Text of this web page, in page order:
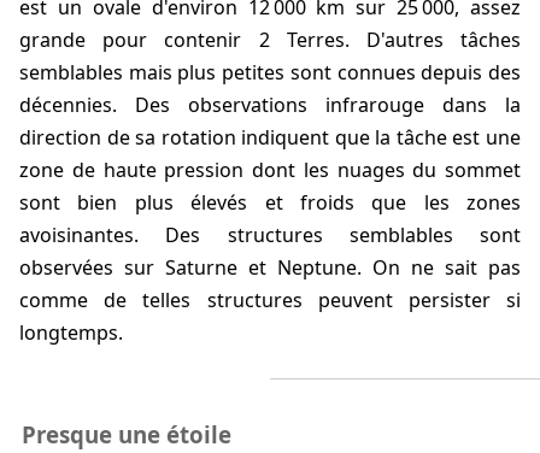
est un ovale d'environ 12 000 km sur 25 000, assez
grande pour contenir 2 Terres. D'autres tâches
semblables mais plus petites sont connues depuis des
décennies. Des observations infrarouge dans la
direction de sa rotation indiquent que la tâche est une
zone de haute pression dont les nuages du sommet
sont bien plus élevés et froids que les zones
avoisinantes. Des structures semblables sont
observées sur Saturne et Neptune. On ne sait pas
comme de telles structures peuvent persister si
longtemps.
Presque une étoile